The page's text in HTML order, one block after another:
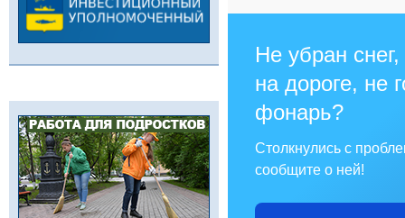
Не убран
на дороге, не
фонарь?
Столкнулись с
сообщите о ней!